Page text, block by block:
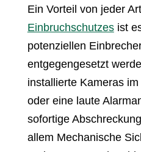
Ein Vorteil von jeder
Einbruchschutzesist
potenziellen
entgegengesetzt
installierte Kameras
oder eine laute
sofortige
allem Mechanische